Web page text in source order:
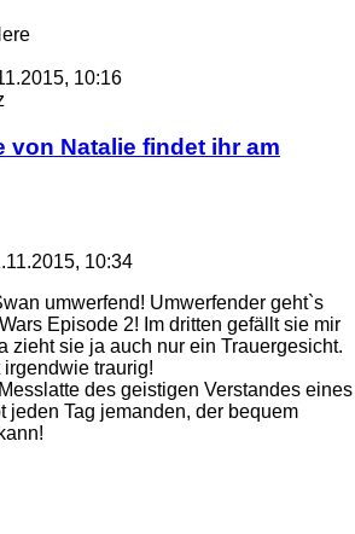
10:16
von Natalie findet ihr am
10:34
umwerfend! Umwerfender geht`s
Episode 2! Im dritten gefällt sie mir
zieht sie ja auch nur ein Trauergesicht.
traurig!
des geistigen Verstandes eines
jeden Tag jemanden, der bequem